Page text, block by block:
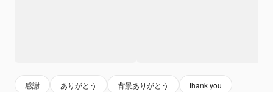
感謝 ありがとう 背景ありがとう thank you